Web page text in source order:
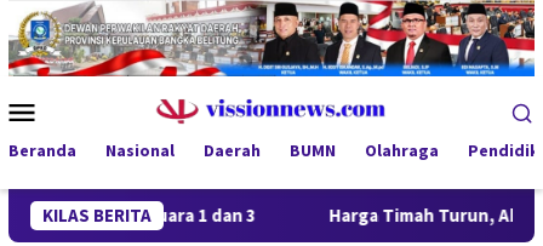
Loncat
ke
konten
Mobile
Beranda Nasional Daerah BUMN Olahraga
KILAS BERITA
Juara 1 dan 3 Harga Timah Turun, Aktivitas